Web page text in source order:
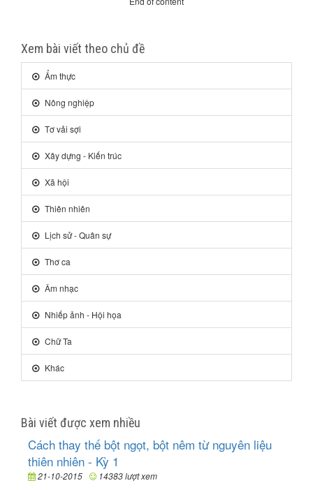
Xem bài viết theo chủ đề
Ẩm thực
Nông nghiệp
Tơ vải sợi
Xây dựng - Kiến trúc
Xã hội
Thiên nhiên
Lịch sử - Quân sự
Thơ ca
Âm nhạc
Nhiếp ảnh - Hội họa
Chữ Ta
Khác
Bài viết được xem nhiều
Cách thay thế bột ngọt, bột nêm từ nguyên liệu
thiên nhiên - Kỳ 1
21-10-2015 14383 lượt xem